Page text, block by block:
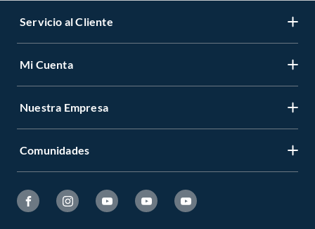
Servicio al Cliente
Mi Cuenta
Nuestra Empresa
Comunidades